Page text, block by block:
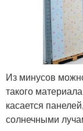
Из минусов
такого
касается
солнечными